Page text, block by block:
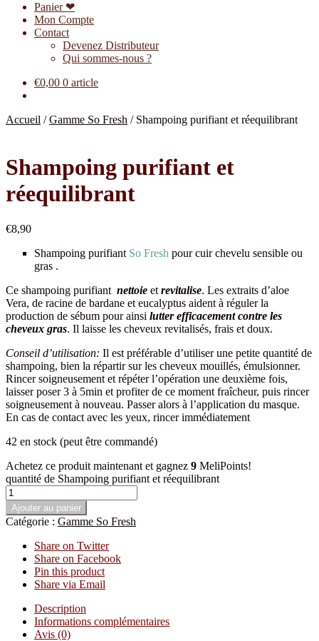
Panier ❤
Mon Compte
Contact
Devenez Distributeur
Qui sommes-nous ?
€0,00 0 article
Accueil /Gamme So Fresh / Shampoing purifiant et réequilibrant
Shampoing purifiant et
réequilibrant
€8,90
Shampoing purifiant So Fresh pour cuir chevelu sensible ou
gras .
Ce shampoing purifiant nettoie et revitalise. Les extraits d’aloe
Vera, de racine de bardane et eucalyptus aident à réguler la
production de sébum pour ainsi lutter efficacement contre les
cheveux gras. Il laisse les cheveux revitalisés, frais et doux.
Conseil d’utilisation: Il est préférable d’utiliser une petite quantité de
shampoing, bien la répartir sur les cheveux mouillés, émulsionner.
Rincer soigneusement et répéter l’opération une deuxième fois,
laisser poser 3 à 5min et profiter de ce moment fraîcheur, puis rincer
soigneusement à nouveau. Passer alors à l’application du masque.
En cas de contact avec les yeux, rincer immédiatement
42 en stock (peut être commandé)
Achetez ce produit maintenant et gagnez 9 MeliPoints!
quantité de Shampoing purifiant et réequilibrant
Ajouter au panier
Catégorie : Gamme So Fresh
Share on Twitter
Share on Facebook
Pin this product
Share via Email
Description
Informations complémentaires
Avis (0)